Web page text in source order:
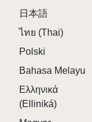
最後に
Sprunki Retake
けるノスタル
ティを備えた
たい人に最適
日本語
ไทย (Thai)
Polski
Bahasa Melayu
Ελληνικά
(Elliniká)